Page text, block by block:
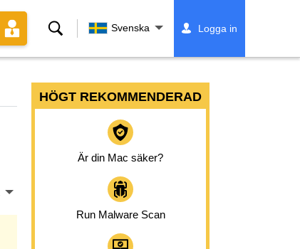
Sök Svenska Logga in
HÖGT REKOMMENDERAD
Är din Mac säker?
Run Malware Scan